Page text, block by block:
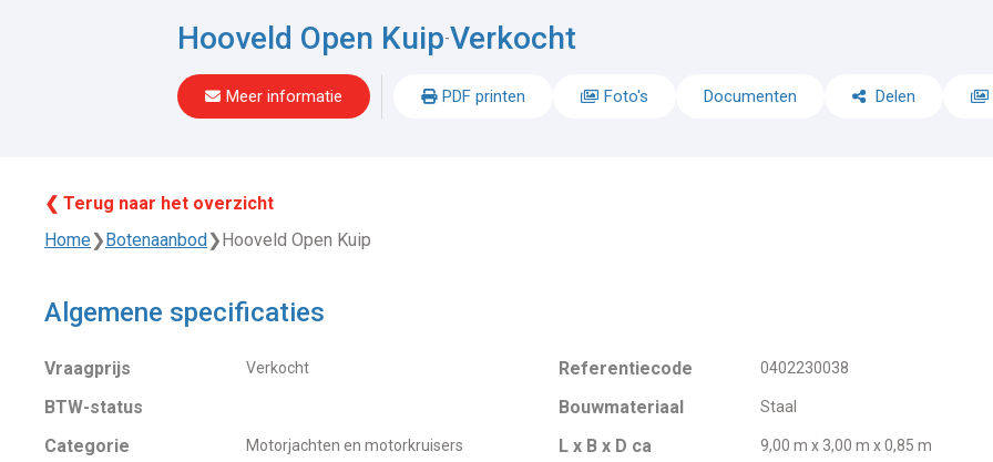
Hooveld Open Kuip-Verkocht
Meer informatie PDF printen Foto's Documenten Delen
❮ Terug naar het overzicht
Home❯Botenaanbod❯Hooveld Open Kuip
Algemene specificaties
Vraagprijs Verkocht
BTW-status
Categorie
Motorjachten en motorkruisers
Referentiecode 0402230038
Bouwmateriaal Staal
L x B x D ca 9,00 m x 3,00 m x 0,85 m